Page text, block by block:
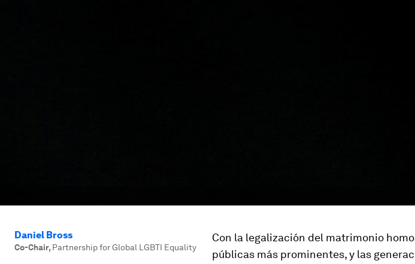
Daniel Bross
Co-Chair, Partnership for Global LGBTI Equality
Con la legalización del matrimonio
públicas más prominentes, y las